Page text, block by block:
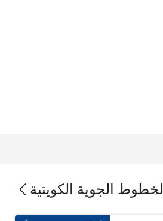
الخطوط الجوية الكويتية